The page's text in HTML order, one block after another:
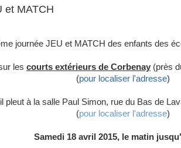
et MATCH
journée JEU et MATCH des enfants des
les courts extérieurs de Corbenay (près
(pour localiser l'adresse)
pleut à la salle Paul Simon, rue du Bas de
(pour localiser l'adresse)
Samedi 18 avril 2015, le matin